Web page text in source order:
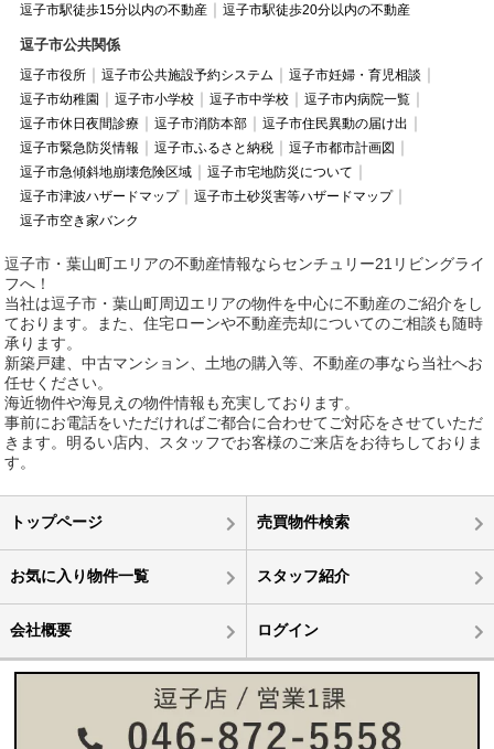
逗子市駅徒歩15分以内の不動産
逗子市駅徒歩20分以内の不動産
逗子市公共関係
逗子市役所 逗子市公共施設予約システム
逗子市妊婦・育児相談
逗子市幼稚園
逗子市小学校 逗子市中学校
逗子市内病院一覧
逗子市休日夜間診療
逗子市消防本部
逗子市住民異動の届け出
逗子市緊急防災情報
逗子市ふるさと納税
逗子市都市計画図
逗子市急傾斜地崩壊危険区域
逗子市宅地防災について
逗子市津波ハザードマップ
逗子市土砂災害等ハザードマップ
逗子市空き家バンク
逗子市・葉山町エリアの不動産情報ならセンチュリー21リビングライ
フへ！
当社は逗子市・葉山町周辺エリアの物件を中心に不動産のご紹介をし
ております。また、住宅ローンや不動産売却についてのご相談も随時
承ります。
新築戸建、中古マンション、土地の購入等、不動産の事なら当社へお
任せください。
海近物件や海見えの物件情報も充実しております。
事前にお電話をいただければご都合に合わせてご対応をさせていただ
きます。明るい店内、スタッフでお客様のご来店をお待ちしておりま
す。
トップページ 売買物件検索
お気に入り物件一覧 スタッフ紹介
会社概要 ログイン